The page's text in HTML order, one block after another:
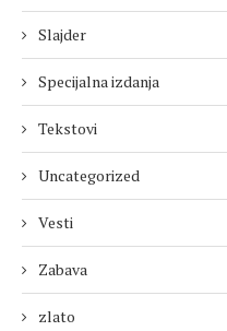
Slajder
Specijalna izdanja
Tekstovi
Uncategorized
Vesti
Zabava
zlato